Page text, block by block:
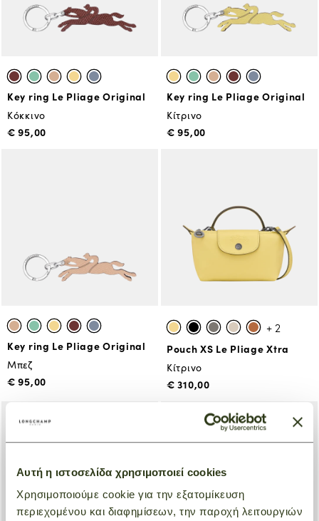
Αυτή η ιστοσελίδα χρησιμοποιεί cookies
Χρησιμοποιούμε cookie για την εξατομίκευση
περιεχομένου και διαφημίσεων, την παροχή λειτουργιών
Key ring Le Pliage Original
Κόκκινο
€ 95,00
Key ring Le Pliage Original
Κίτρινο
€ 95,00
Key ring Le Pliage Original
Μπεζ
€ 95,00
+ 2
Pouch XS Le Pliage Xtra
Κίτρινο
€ 310,00